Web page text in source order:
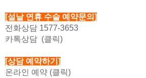
[설날 연휴 수술 예약문의]
전화상담 1577-3653
카톡상담 (클릭)
[상담 예약하기]
온라인 예약 (클릭)